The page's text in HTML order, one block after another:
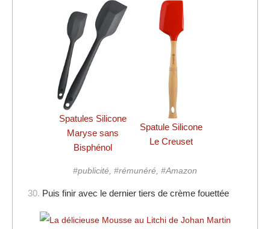
Spatules Silicone
Maryse sans
Bisphénol
Spatule Silicone
Le Creuset
#publicité, #rémunéré, #Amazon
30. Puis finir avec le dernier tiers de crème fouettée